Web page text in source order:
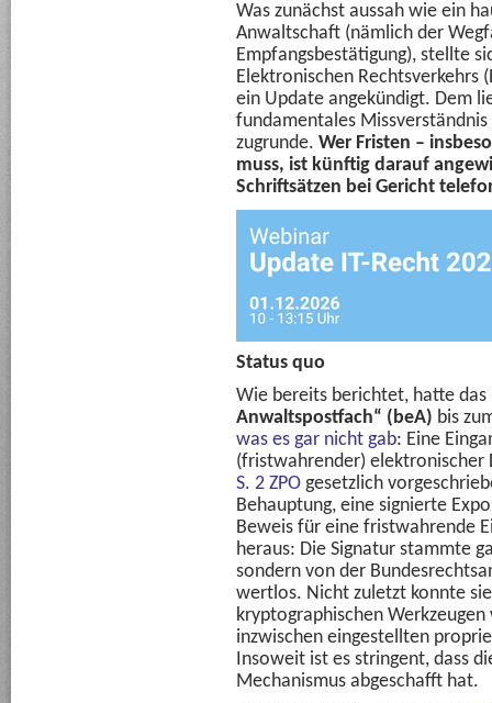
Was zunächst aussah wie ein
Anwaltschaft (nämlich der
Empfangsbestätigung), stellte
Elektronischen Rechtsverkehrs
ein Update angekündigt. Dem
fundamentales
zugrunde. Wer Fristen –
muss, ist künftig darauf
Schriftsätzen bei Gericht
Status quo
Wie bereits berichtet, hatte das
Anwaltspostfach“ (beA) bis
was es gar nicht gab: Eine
(fristwahrender)
S. 2 ZPO gesetzlich
Behauptung, eine signierte
Beweis für eine fristwahrende
heraus: Die Signatur stammte
sondern von der
wertlos. Nicht zuletzt konnte
kryptographischen
inzwischen eingestellten
Insoweit ist es stringent, dass
Mechanismus abgeschafft hat.